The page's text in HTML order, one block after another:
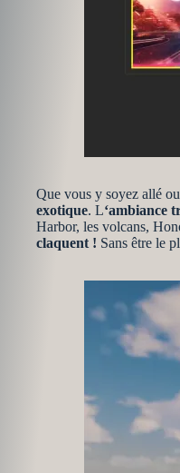
Que vous y soyez allé
exotique. L‘ambiance
Harbor, les volcans,
claquent ! Sans être le